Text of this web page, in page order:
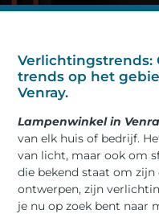
Verlichtingstrends:
trends op het
Venray.
Lampenwinkel in
van elk huis of bedrijf.
van licht, maar ook om
die bekend staat om
ontwerpen, zijn
je nu op zoek bent naar